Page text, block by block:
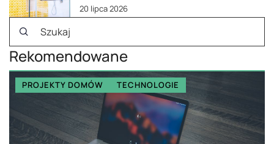
20 lipca 2026
Rekomendowane
PROJEKTY DOMÓW TECHNOLOGIE